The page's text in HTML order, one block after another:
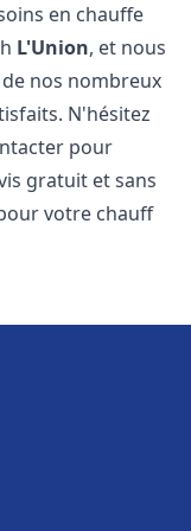
en chauffe
L'Union, et nous
nos nombreux
N'hésitez
pour
gratuit et sans
votre chauff